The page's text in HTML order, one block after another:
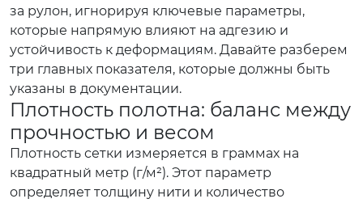
за рулон, игнорируя ключевые параметры,
которые напрямую влияют на адгезию и
устойчивость к деформациям. Давайте разберем
три главных показателя, которые должны быть
указаны в документации.
Плотность полотна: баланс между
прочностью и весом
Плотность сетки измеряется в граммах на
квадратный метр (г/м²). Этот параметр
определяет толщину нити и количество